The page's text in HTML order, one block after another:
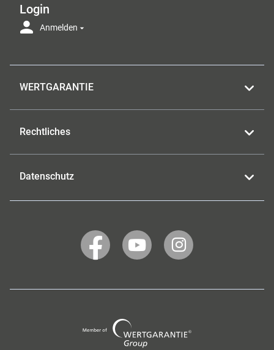
Login
Anmelden
WERTGARANTIE
Rechtliches
Datenschutz
WERTGARANTIE
auf
WERTGARANTIE
auf
WERTGARANTIE
auf
Group